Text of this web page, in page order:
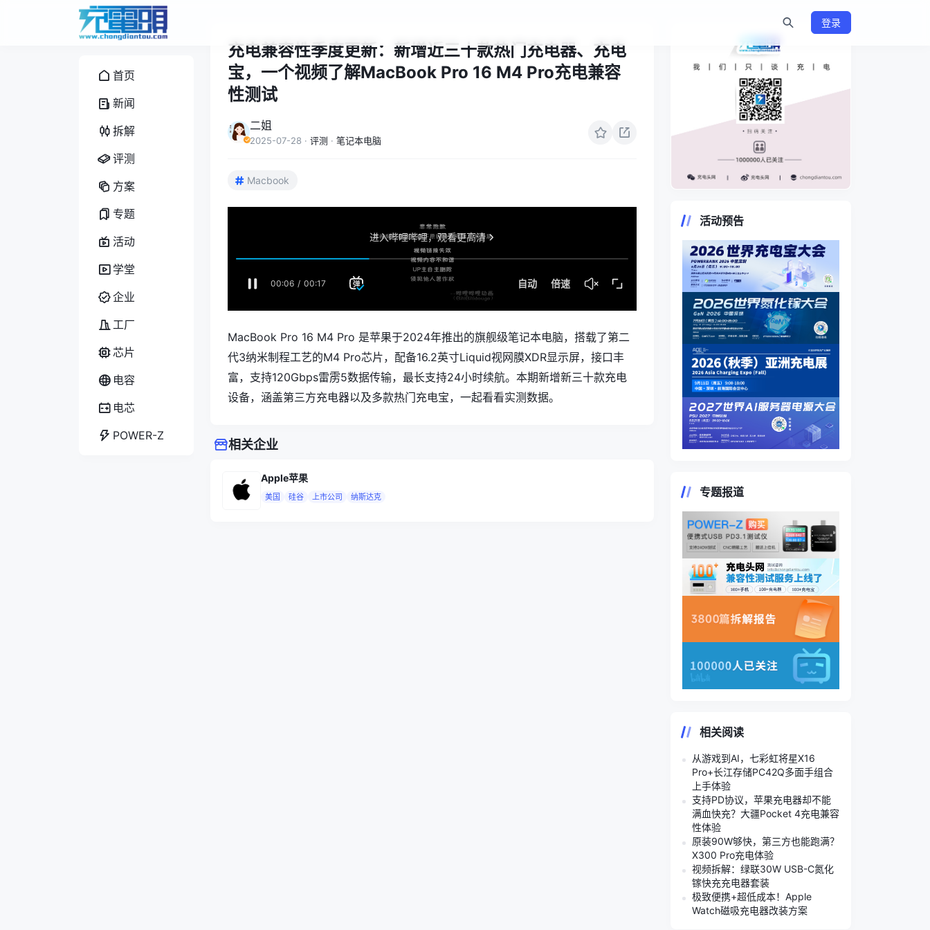
登录
首页
新闻
拆解
评测
方案
专题
活动
学堂
企业
工厂
芯片
电容
电芯
POWER-Z
充电兼容性季度更新：新增近三十款热门充电器、充电
宝，一个视频了解MacBook Pro 16 M4 Pro充电兼容
性测试
二姐
2025-07-28 · 评测 · 笔记本电脑
Macbook
MacBook Pro 16 M4 Pro 是苹果于2024年推出的旗舰级笔记本电脑，搭载了第二
代3纳米制程工艺的M4 Pro芯片，配备16.2英寸Liquid视网膜XDR显示屏，接口丰
富，支持120Gbps雷雳5数据传输，最长支持24小时续航。本期新增新三十款充电
设备，涵盖第三方充电器以及多款热门充电宝，一起看看实测数据。
相关企业
Apple苹果
美国 硅谷 上市公司 纳斯达克
活动预告
专题报道
相关阅读
从游戏到AI，七彩虹将星X16
Pro+长江存储PC42Q多面手组合
上手体验
支持PD协议，苹果充电器却不能
满血快充？大疆Pocket 4充电兼容
性体验
原装90W够快，第三方也能跑满？
X300 Pro充电体验
视频拆解：绿联30W USB-C氮化
镓快充充电器套装
极致便携+超低成本！Apple
Watch磁吸充电器改装方案